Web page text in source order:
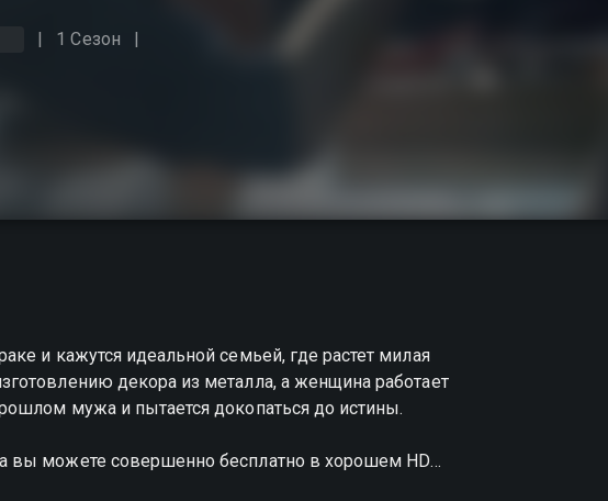
1 Сезон
и кажутся идеальной семьей, где растет милая
декора из металла, а женщина работает
мужа и пытается докопаться до истины.
вы можете совершенно бесплатно в хорошем HD